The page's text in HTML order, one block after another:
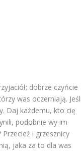
dobrze czyńcie
was oczerniają.
Daj każdemu, kto cię
podobnie wy im
i grzesznicy
jaka za to dla was